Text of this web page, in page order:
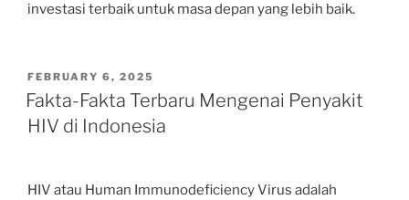
investasi terbaik untuk masa depan yang lebih baik.
POSTED
ON
FEBRUARY 6, 2025
Fakta-Fakta Terbaru Mengenai Penyakit
HIV di Indonesia
HIV atau Human Immunodeficiency Virus adalah